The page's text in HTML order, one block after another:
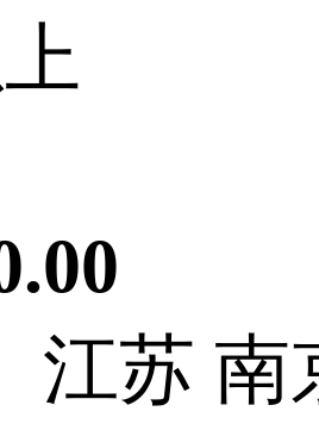
江苏 南